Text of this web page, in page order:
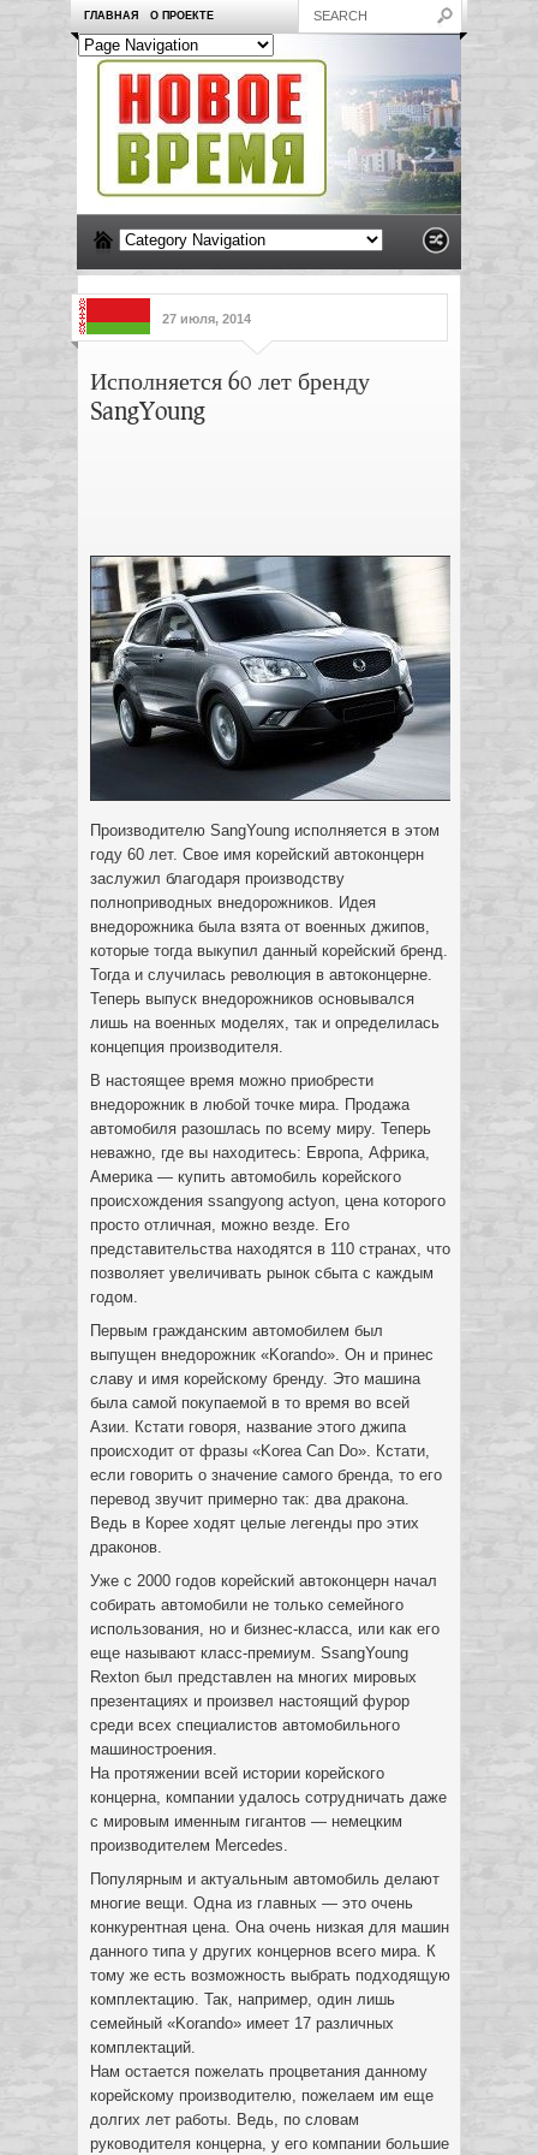
ГЛАВНАЯ О ПРОЕКТЕ
27 июля, 2014
Исполняется 60 лет бренду
SangYoung
Производителю SangYoung исполняется в этом
году 60 лет. Свое имя корейский автоконцерн
заслужил благодаря производству
полноприводных внедорожников. Идея
внедорожника была взята от военных джипов,
которые тогда выкупил данный корейский бренд.
Тогда и случилась революция в автоконцерне.
Теперь выпуск внедорожников основывался
лишь на военных моделях, так и определилась
концепция производителя.
В настоящее время можно приобрести
внедорожник в любой точке мира. Продажа
автомобиля разошлась по всему миру. Теперь
неважно, где вы находитесь: Европа, Африка,
Америка — купить автомобиль корейского
происхождения ssangyong actyon, цена которого
просто отличная, можно везде. Его
представительства находятся в 110 странах, что
позволяет увеличивать рынок сбыта с каждым
годом.
Первым гражданским автомобилем был
выпущен внедорожник «Korando». Он и принес
славу и имя корейскому бренду. Это машина
была самой покупаемой в то время во всей
Азии. Кстати говоря, название этого джипа
происходит от фразы «Korea Can Do». Кстати,
если говорить о значение самого бренда, то его
перевод звучит примерно так: два дракона.
Ведь в Корее ходят целые легенды про этих
драконов.
Уже с 2000 годов корейский автоконцерн начал
собирать автомобили не только семейного
использования, но и бизнес-класса, или как его
еще называют класс-премиум. SsangYoung
Rexton был представлен на многих мировых
презентациях и произвел настоящий фурор
среди всех специалистов автомобильного
машиностроения.
На протяжении всей истории корейского
концерна, компании удалось сотрудничать даже
с мировым именным гигантов — немецким
производителем Mercedes.
Популярным и актуальным автомобиль делают
многие вещи. Одна из главных — это очень
конкурентная цена. Она очень низкая для машин
данного типа у других концернов всего мира. К
тому же есть возможность выбрать подходящую
комплектацию. Так, например, один лишь
семейный «Korando» имеет 17 различных
комплектаций.
Нам остается пожелать процветания данному
корейскому производителю, пожелаем им еще
долгих лет работы. Ведь, по словам
руководителя концерна, у его компании большие